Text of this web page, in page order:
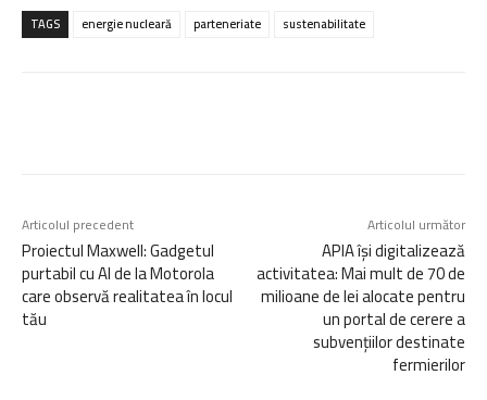
TAGS energie nucleară parteneriate sustenabilitate
Articolul precedent
Proiectul Maxwell: Gadgetul
purtabil cu AI de la Motorola
care observă realitatea în locul
tău
Articolul următor
APIA își digitalizează
activitatea: Mai mult de 70 de
milioane de lei alocate pentru
un portal de cerere a
subvențiilor destinate
fermierilor